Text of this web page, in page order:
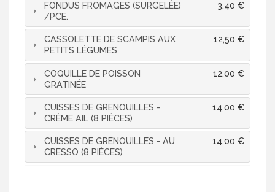
FONDUS FROMAGES (SURGELÉE)
/PCE.
3,40 €
CASSOLETTE DE SCAMPIS AUX
PETITS LÉGUMES
12,50 €
COQUILLE DE POISSON
GRATINÉE
12,00 €
CUISSES DE GRENOUILLES -
CRÈME AIL (8 PIÈCES)
14,00 €
CUISSES DE GRENOUILLES - AU
CRESSO (8 PIÈCES)
14,00 €